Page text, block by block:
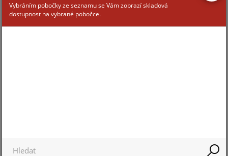
Vybráním pobočky ze seznamu se Vám zobrazí skladová
dostupnost na vybrané pobočce.